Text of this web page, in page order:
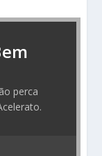
perca